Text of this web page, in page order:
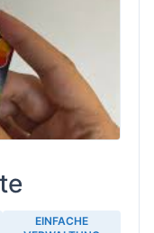
EINFACHE